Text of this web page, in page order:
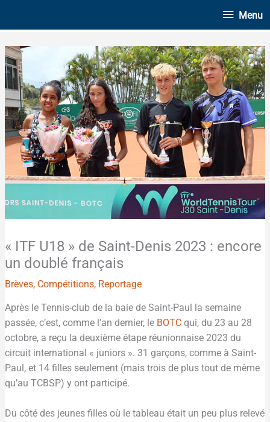
Menu
Menu
« ITF U18 » de Saint-Denis 2023 : encore
un doublé français
Brèves, Compétitions, Reportage
Après le Tennis-club de la baie de Saint-Paul la semaine
passée, c’est, comme l’an dernier, le BOTC qui, du 23 au 28
octobre, a reçu la deuxième étape réunionnaise 2023 du
circuit international « juniors ». 31 garçons, comme à Saint-
Paul, et 14 filles seulement (mais trois de plus tout de même
qu’au TCBSP) y ont participé.
Du côté des jeunes filles où le tableau était un peu plus relevé